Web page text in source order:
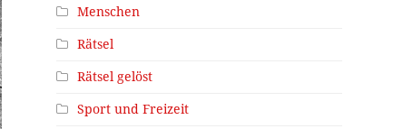
Menschen
Rätsel
Rätsel gelöst
Sport und Freizeit